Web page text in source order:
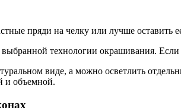
пряди на челку или лучше оставить
технологии окрашивания.
виде, а можно осветлить
и объемной.